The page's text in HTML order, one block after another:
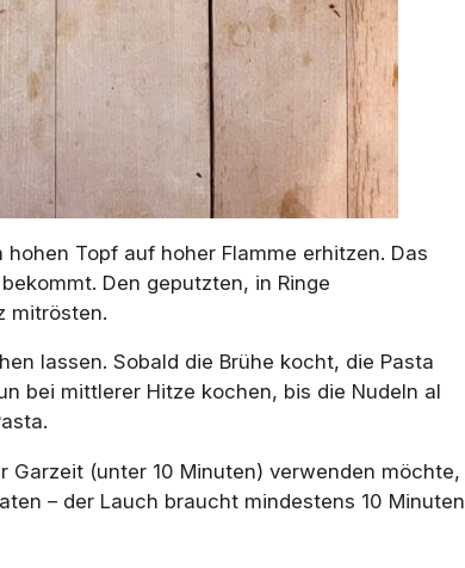
Topf auf hoher Flamme erhitzen. Das
Den geputzten, in Ringe
mitrösten.
lassen. Sobald die Brühe kocht, die Pasta
bei mittlerer Hitze kochen, bis die Nudeln al
Garzeit (unter 10 Minuten) verwenden möchte,
– der Lauch braucht mindestens 10 Minuten